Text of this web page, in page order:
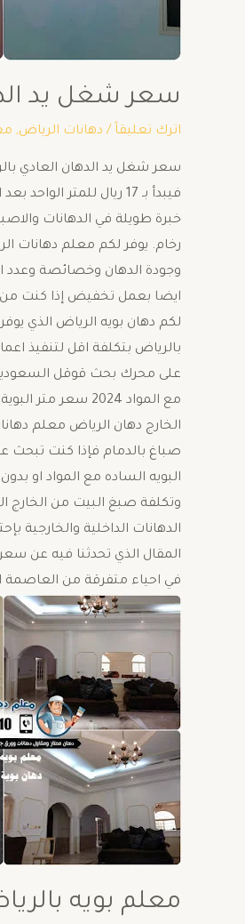
سعر شغل يد
اترك تعليقاً / دهانات الرياض,
فيبدأ بـ 17 ريال
خبرة طويلة في الدهانات
رخام. يوفر لكم معلم دهانات
ايضا بعمل تخفيض إذا كنت من
لكم دهان بويه الرياض الذي
بالرياض بتكلفة اقل لتنفيذ
الخارج دهان الرياض معلم
صباغ بالدمام فإذا كنت تبحث
البويه الساده مع المواد او
المقال الذي تحدثنا فيه عن
في احياء متفرقة من العاصمة
معلم بويه بالرياض